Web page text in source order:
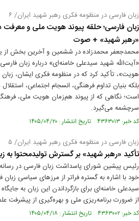
زبان فارسی در منظومه فکری رهبر شهید ایران/ ۶
زبان فارسی؛ حلقه پیوند هویت ملی و معرفت
«رهبر شهید» + صوت
محمدجعفر محمدزاده در ششمین و آخرین بخش از
«آیت‌الله شهید سیدعلی خامنه‌ای» درباره زبان
هویت»، تأکید کرد که در منظومه فکری ایشان، زبان
بلکه بنیان تداوم فرهنگی، انسجام اجتماعی،
است؛ نگاهی که از پیوند هم‌زمان هویت ملی،
سرچشمه می‌گیرد.
کد خبر: ۴۳۶۳۰۱۳ تاریخ انتشار : ۱۴۰۵/۰۴/۲۰
زبان فارسی در منظومه فکری رهبر شهید ایران/ ۵
تأکید «رهبر شهید» بر گسترش تولیدمحتوا
رئیس پیشین شورای پاسداشت زبان فارسی در
خود با اشاره به گستره فراتر از مرزهای سیاسی زبان
سیدعلی خامنه‌ای برای بازگرداندن این زبان به
از ضرورت برنامه‌ریزی ملی و بهره‌گیری از
کد خبر: ۴۳۶۳۰۰۲ تاریخ انتشار : ۱۴۰۵/۰۴/۱۸